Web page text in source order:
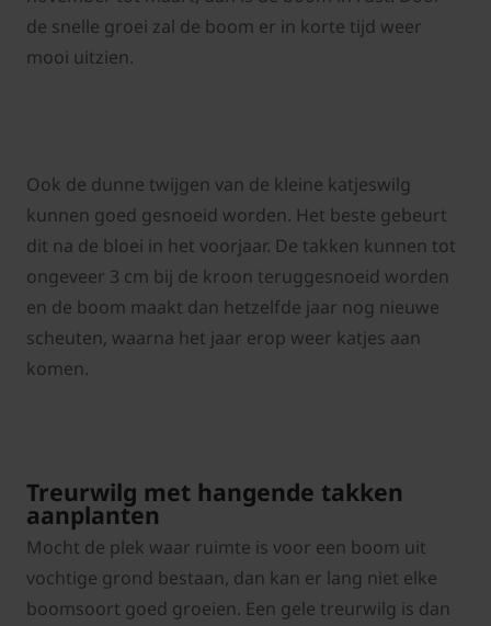
de snelle groei zal de boom er in korte tijd weer
mooi uitzien.
Ook de dunne twijgen van de kleine katjeswilg
kunnen goed gesnoeid worden. Het beste gebeurt
dit na de bloei in het voorjaar. De takken kunnen tot
ongeveer 3 cm bij de kroon teruggesnoeid worden
en de boom maakt dan hetzelfde jaar nog nieuwe
scheuten, waarna het jaar erop weer katjes aan
komen.
Treurwilg met hangende takken
aanplanten
Mocht de plek waar ruimte is voor een boom uit
vochtige grond bestaan, dan kan er lang niet elke
boomsoort goed groeien. Een gele treurwilg is dan